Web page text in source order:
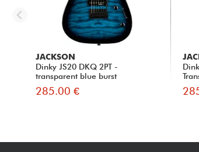
JACKSON
Dinky JS20 DKQ 2PT -
transparent blue burst
285.00 €